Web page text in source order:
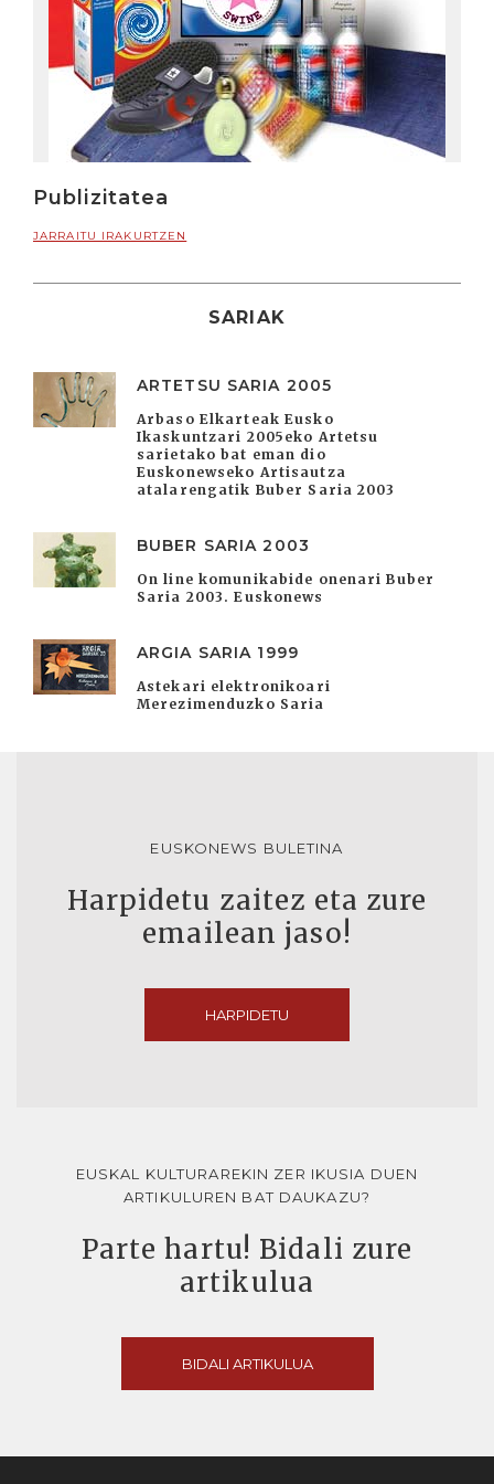
Publizitatea
JARRAITU IRAKURTZEN
SARIAK
ARTETSU SARIA 2005
Arbaso Elkarteak Eusko
Ikaskuntzari 2005eko Artetsu
sarietako bat eman dio
Euskonewseko Artisautza
atalarengatik Buber Saria 2003
BUBER SARIA 2003
On line komunikabide onenari Buber
Saria 2003. Euskonews
ARGIA SARIA 1999
Astekari elektronikoari
Merezimenduzko Saria
EUSKONEWS BULETINA
Harpidetu zaitez eta zure
emailean jaso!
HARPIDETU
EUSKAL KULTURAREKIN ZER IKUSIA DUEN
ARTIKULUREN BAT DAUKAZU?
Parte hartu! Bidali zure
artikulua
BIDALI ARTIKULUA